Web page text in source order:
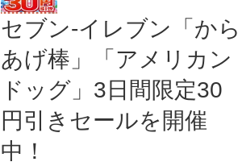
セブン‐イレブン「から
あげ棒」「アメリカン
ドッグ」3日間限定30
円引きセールを開催
中！